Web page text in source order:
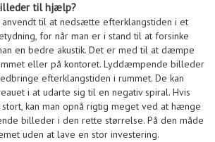
til hjælp?
til at nedsætte efterklangstiden i et
for når man er i stand til at forsinke
en bedre akustik. Det er med til at dæmpe
eller på kontoret. Lyddæmpende billeder
efterklangstiden i rummet. De kan
i at udarte sig til en negativ spiral. Hvis
kan man opnå rigtig meget ved at hænge
billeder i den rette størrelse. På den måde
uden at lave en stor investering.